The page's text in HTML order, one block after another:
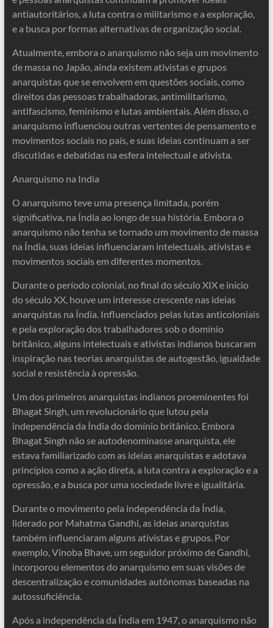
antiautoritários, a luta contra o militarismo e a exploração,
e a busca por formas alternativas de organização social.
Atualmente, embora o anarquismo não seja um movimento
de massa no Japão, ainda existem ativistas e grupos
anarquistas que se envolvem em questões sociais, como
direitos das pessoas trabalhadoras, antimilitarismo,
antifascismo, feminismo e lutas ambientais. Além disso, o
anarquismo influenciou outras vertentes de pensamento e
movimentos sociais no país, e suas ideias continuam a ser
discutidas e debatidas na esfera intelectual e ativista.
Anarquismo na India
O anarquismo teve uma presença limitada, porém
significativa, na Índia ao longo de sua história. Embora o
anarquismo não tenha se tornado um movimento de massa
na Índia, suas ideias influenciaram intelectuais, ativistas e
movimentos sociais em diferentes momentos.
Durante o período colonial, no final do século XIX e início
do século XX, houve um interesse crescente nas ideias
anarquistas na Índia. Influenciados pelas lutas anticoloniais
e pela exploração dos trabalhadores sob o domínio
britânico, alguns intelectuais e ativistas indianos buscaram
inspiração nas teorias anarquistas de autogestão, igualdade
social e resistência à opressão.
Um dos primeiros anarquistas indianos proeminentes foi
Bhagat Singh, um revolucionário que lutou pela
independência da Índia do domínio britânico. Embora
Bhagat Singh não se autodenominasse anarquista, ele
estava familiarizado com as ideias anarquistas e adotava
princípios como a ação direta, a luta contra a exploração e a
opressão, e a busca por uma sociedade livre e igualitária.
Durante o movimento pela independência da Índia,
liderado por Mahatma Gandhi, as ideias anarquistas
também influenciaram alguns ativistas e grupos. Por
exemplo, Vinoba Bhave, um seguidor próximo de Gandhi,
incorporou elementos do anarquismo em suas visões de
descentralização e comunidades autônomas baseadas na
autossuficiência.
Após a independência da Índia em 1947, o anarquismo não